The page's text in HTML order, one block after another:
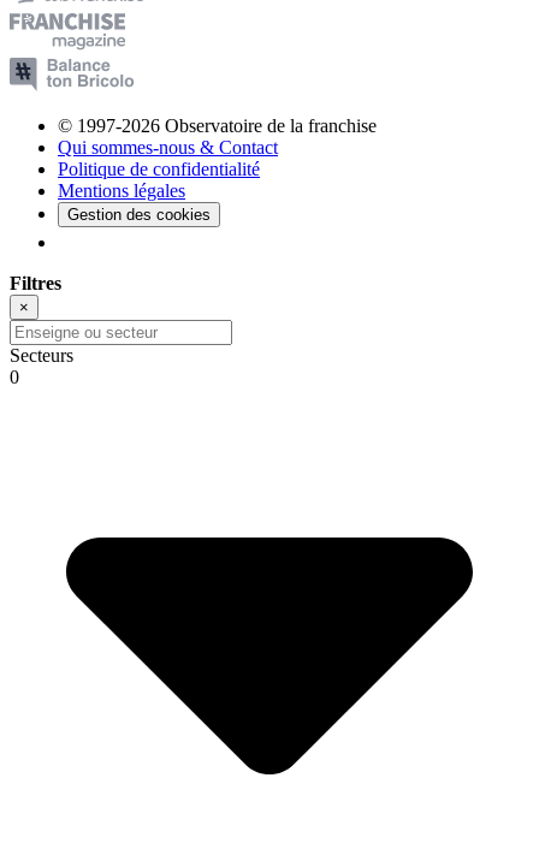
© 1997-2026 Observatoire de la franchise
Qui sommes-nous & Contact
Politique de confidentialité
Mentions légales
Gestion des cookies
Filtres
×
Secteurs
0